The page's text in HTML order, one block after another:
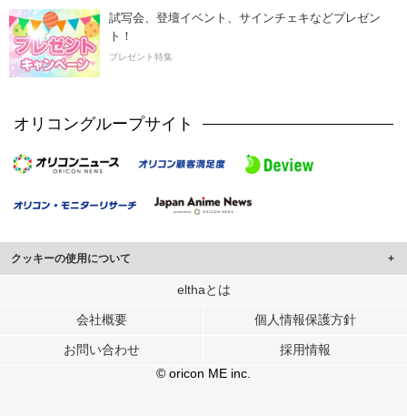
試写会、登壇イベント、サインチェキなどプレゼン
ト！
プレゼント特集
オリコングループサイト
クッキーの使用について
このサイトでは Cookie を使用して、ユーザーに合わせたコンテンツや広告の
行っています。
メディアや広告配信、データ解析の各パートナーに提供しています。
各パートナーは、この情報とユーザーが各パートナーに提供した他の情報や、
ユーザーが各パートナーのサービスを使用したときに収集した他の情報を組み
elthaとは
会社概要 個人情報保護方針
お問い合わせ
採用情報
© oricon ME inc.